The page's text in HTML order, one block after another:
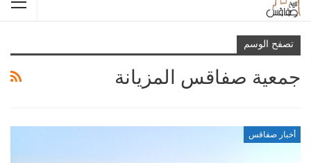
تصفح الوسم
جمعية صفاقس المزيانة
أخبار صفاقس